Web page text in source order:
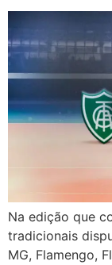
Na edição que
tradicionais
MG, Flamengo,